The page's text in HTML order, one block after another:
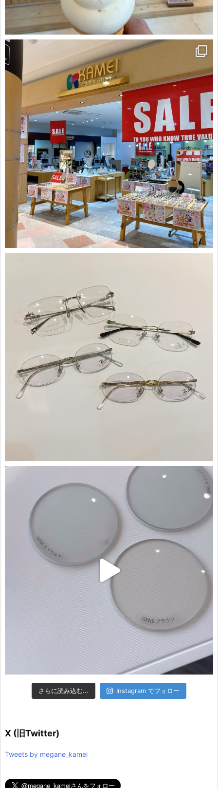
さらに読み込む... Instagram でフォロー
X (旧Twitter)
Tweets by megane_kamei